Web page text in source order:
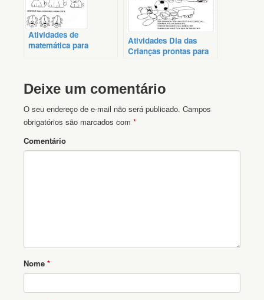
Atividades de
matemática para
Atividades Dia das
Crianças prontas para
Deixe um comentário
O seu endereço de e-mail não será publicado. Campos
obrigatórios são marcados com *
Comentário
Nome *